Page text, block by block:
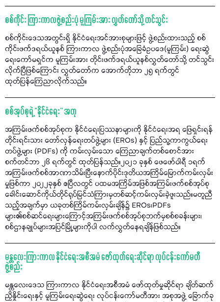
စစ်ကိုင်း ကြားကာလဖွဲ့စည်းပုံ မူကြမ်းအား လွှတ်တော်သို့ တင်သွင်း
စစ်ကိုင်းဒေသအတွင်းရှိ နိုင်ငံရေးအင်အားစုများဖြင့် ဖွဲ့စည်းထားသည့် စစ်
ကိုင်းဖက်ဒရယ်ယူနစ် ကြားကာလ ဖွဲ့စည်းပုံအခြေခံဥပဒေ(မူကြမ်း) ရေးဆွဲ
ရေးကော်မရှင်က မူကြမ်းအား တိုင်းဖက်ဒရယ်ယူနစ်လွှတ်တော်သို့ တင်သွင်း
လိုက်ပြီဖြစ်ကြောင်း လွှတ်တော်က အောက်တိုဘာ ၂၅ ရက်တွင်
ထုတ်ပြန်ကြေညာလိုက်သည်။
စစ်အုပ်စုရဲ့ “နိုင်ငံရေး” အတု
အကြမ်းဖက်စစ်အုပ်စုက နိုင်ငံရေးပြဿနာများကို နိုင်ငံရေးအရ ဖြေရှင်းရန်
တိုင်းရင်းသား တော်လှန်ရေးတပ်ဖွဲ့များ (EROs) နှင့် ပြည်သူ့ကာကွယ်ရေး
တပ်ဖွဲ့များ (PDFs) ကို ကမ်းလှမ်းသော ကြေညာချက်တစ်စောင်အား
စက်တင်ဘာ ၂၆ ရက်တွင် ထုတ်ပြန်သည်။၂၀၂၁ ခုနှစ် ဖေဖော်ဝါရီ ၁ရက်
အကြမ်းဖက်စစ်အာဏာသိမ်းပြီးနောက်ပိုင်းဒုတိယအကြိမ်မြောက်ကမ်းလှမ်း
မှုဖြစ်ကာ ၂၀၂၂ခုနှစ် ဧပြီလတွင် ပထမအကြိမ်အဖြစ်အကြမ်းဖက်စစ်အုပ်စု
ခေါင်းဆောင်ကိုယ်တိုင်ရုပ်မြင်သံကြားမှတစ်ဆင့်ကမ်းလှမ်းခဲ့ဖူးသည်။မတူညီ
သည့်အချက်မှာ ယခုတစ်ကြိမ်ကမ်းလှမ်းချိန်၌ EROs၊PDFs
များ၏စစ်ဆင်ရေးများကြောင့်အကြမ်းဖက်စစ်အုပ်စုဘက်မှစစ်စခန်းများ၊
စစ်ဌာနချုပ်များအပြင်မြို့များကိုပါ လက်လွှတ်နေရချိန်ဖြစ်သည်။
မန္တလေးကြားကာလ နိုင်ငံရေးအစီအမံ ဖော်ထုတ်ရေးဆိုင်ရာ လုပ်ငန်းကော်မတီ
ဖွဲ့စည်း
မန္တလေးဒေသ ကြားကာလ နိုင်ငံရေးအစီအမံ ဖော်ထုတ်မှုဆိုင်ရာ ချိတ်ဆက်
ညှိနှိုင်းရေးနှင့် မူကြမ်းရေးဆွဲရေး လုပ်ငန်းကော်မတီအား အစုအဖွဲ့ ခြောက်ခု